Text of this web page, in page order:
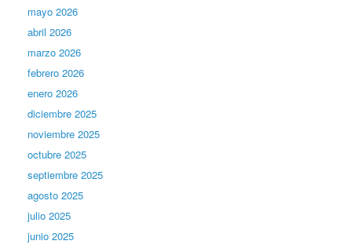
mayo 2026
abril 2026
marzo 2026
febrero 2026
enero 2026
diciembre 2025
noviembre 2025
octubre 2025
septiembre 2025
agosto 2025
julio 2025
junio 2025